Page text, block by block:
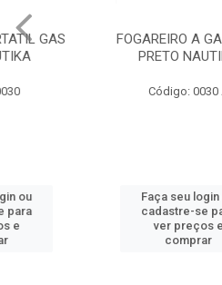
FOGAREIRO A GAS UNO
PRETO NAUTIKA
Faça seu login ou
cadastre-se para